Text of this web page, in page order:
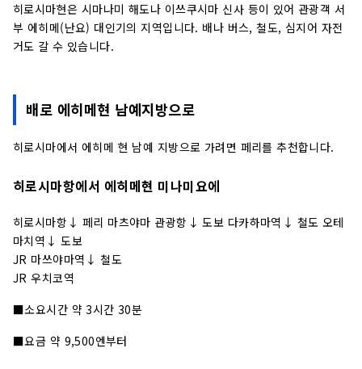
히로시마현은 시마나미 해도나 이쓰쿠시마 신사 등이 있어 관광객 서
부 에히메(난요) 대인기의 지역입니다. 배나 버스, 철도, 심지어 자전
거도 갈 수 있습니다.
배로 에히메현 남예지방으로
히로시마에서 에히메 현 남예 지방으로 가려면 페리를 추천합니다.
히로시마항에서 에히메현 미나미요에
히로시마항↓ 페리 마츠야마 관광항↓ 도보 다카하마역↓ 철도 오테
마치역↓ 도보
JR 마쓰야마역↓ 철도
JR 우치코역
■소요시간 약 3시간 30분
■요금 약 9,500엔부터